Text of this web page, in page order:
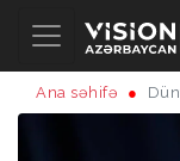
Ana səhifə